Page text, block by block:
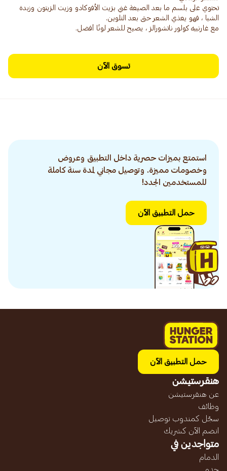
تحتوي على بلسم ما بعد الصبغة غني بزيت الأفوكادو وزيت الزيتون وزبدة
مع غارنييه كولور ناتشورالز ، يصبح للشعر لونًا أفضل.
تسوق الآن
استمتع بميزات حصرية داخل التطبيق وعروض
وخصومات مميزة. وتوصيل مجاني لمدة سنة كاملة
للمستخدمين الجدد!
حمل التطبيق الآن
حمل التطبيق الآن
هنقرستيشن
عن هنقرستيشن
وظائف
سجّل كمندوب توصيل
انضم الآن كشريك
متواجدين في
الدمام